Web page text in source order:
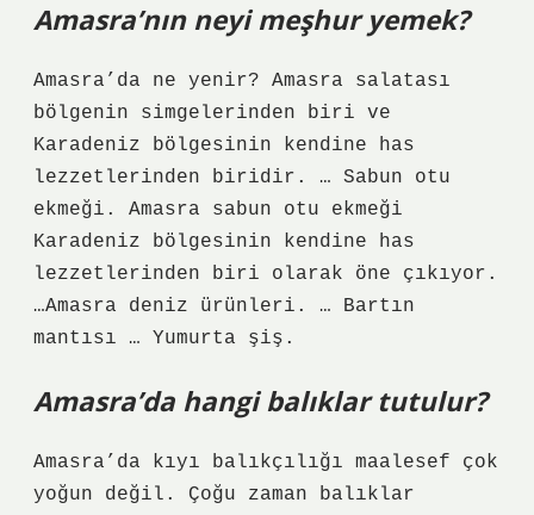
Amasra’nın neyi meşhur yemek?
Amasra’da ne yenir? Amasra salatası
bölgenin simgelerinden biri ve
Karadeniz bölgesinin kendine has
lezzetlerinden biridir. … Sabun otu
ekmeği. Amasra sabun otu ekmeği
Karadeniz bölgesinin kendine has
lezzetlerinden biri olarak öne çıkıyor.
…Amasra deniz ürünleri. … Bartın
mantısı … Yumurta şiş.
Amasra’da hangi balıklar tutulur?
Amasra’da kıyı balıkçılığı maalesef çok
yoğun değil. Çoğu zaman balıklar